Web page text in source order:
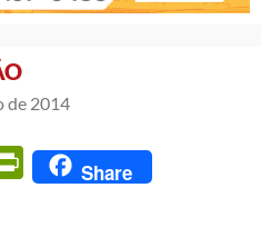
de 2014
PrintFriendly
Share